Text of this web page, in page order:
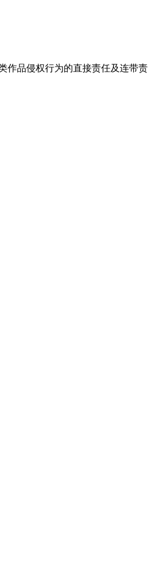
作品侵权行为的直接责任及连带责